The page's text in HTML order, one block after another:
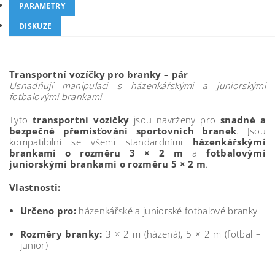
PARAMETRY
DISKUZE
Transportní vozíčky pro branky – pár
Usnadňují manipulaci s házenkářskými a juniorskými
fotbalovými brankami
Tyto transportní vozíčky jsou navrženy prosnadné a
bezpečné přemisťování sportovních branek. Jsou
kompatibilní se všemi standardními házenkářskými
brankami o rozměru 3 × 2 m afotbalovými
juniorskými brankami o rozměru 5 × 2 m.
Vlastnosti:
Určeno pro: házenkářské a juniorské fotbalové branky
Rozměry branky: 3 × 2 m (házená), 5 × 2 m (fotbal –
junior)